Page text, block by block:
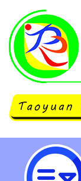
114-115
坪國民中